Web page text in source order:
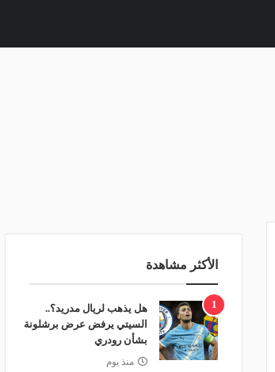
الأكثر مشاهدة
1
هل يذهب لريال مدريد؟..
السيتي يرفض عرض برشلونة
بشأن رودري
منذ يوم